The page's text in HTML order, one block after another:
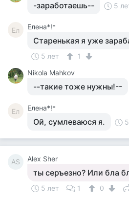
-заработаешь-- 5
Ел Елена*!*
Старенькая я уже
5 лет
1
Nikola Mahkov
--такие тоже нужны!--
Ел Елена*!*
Ой, сумлеваюся я.
AS Alex Sher
ты серъезно? Или бла
5 лет 1 0